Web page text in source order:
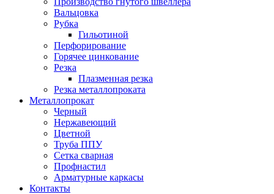
Вальцовка
Рубка
Гильотиной
Перфорирование
Горячее цинкование
Резка
Плазменная резка
Резка металлопроката
Металлопрокат
Черный
Нержавеющий
Цветной
Труба ППУ
Сетка сварная
Профнастил
Арматурные каркасы
Контакты